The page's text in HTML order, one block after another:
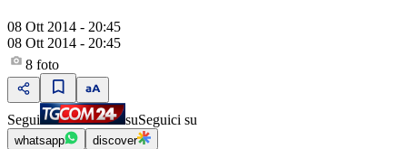
08 Ott 2014 - 20:45
08 Ott 2014 - 20:45
8 foto
Segui suSeguici su
whatsapp discover